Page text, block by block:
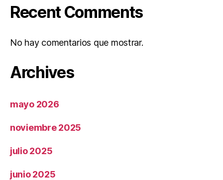
Recent Comments
No hay comentarios que mostrar.
Archives
mayo 2026
noviembre 2025
julio 2025
junio 2025